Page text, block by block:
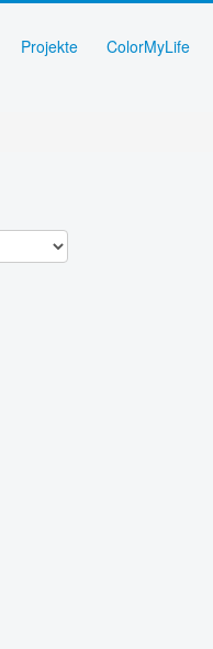
Projekte ColorMyLife